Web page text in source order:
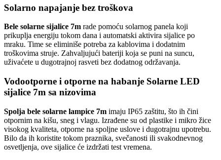
Solarno napajanje bez troškova
Bele solarne sijalice 7m rade pomoću solarnog panela koji
prikuplja energiju tokom dana i automatski aktivira sijalice po
mraku. Time se eliminiše potreba za kablovima i dodatnim
troškovima struje. Zahvaljujući bateriji koja se puni na suncu,
uživaćete u dugotrajnoj rasveti bez dodatnog održavanja.
Vodootporne i otporne na habanje Solarne LED
sijalice 7m sa nizovima
Spolja bele solarne lampice 7m imaju IP65 zaštitu, što ih čini
otpornim na kišu, sneg i vlagu. Izrađene su od plastike i mikro žice
visokog kvaliteta, otporne na spoljne uslove i dugotrajnu upotrebu.
Bilo da ih koristite tokom praznika, svečanosti ili svakodnevnog
osvetljenja, ove sijalice će izdržati test vremena.